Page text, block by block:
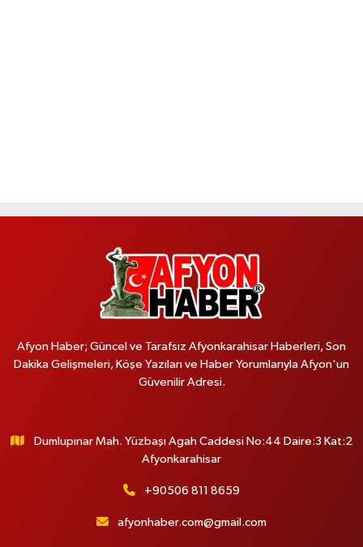
Afyon Haber; Güncel ve Tarafsız Afyonkarahisar Haberleri, Son
Dakika Gelişmeleri, Köşe Yazıları ve Haber Yorumlarıyla Afyon'un
Güvenilir Adresi.
Dumlupınar Mah. Yüzbaşı Agah Caddesi No:44 Daire:3 Kat:2
Afyonkarahisar
+90506 811 8659
afyonhaber.com@gmail.com